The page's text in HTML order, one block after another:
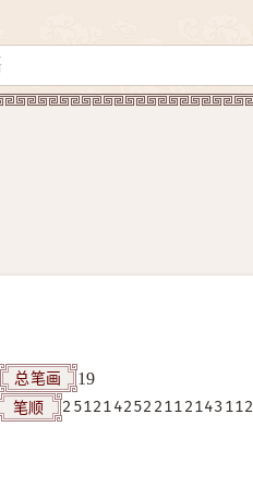
总笔画 19
笔顺 2512142522112143112